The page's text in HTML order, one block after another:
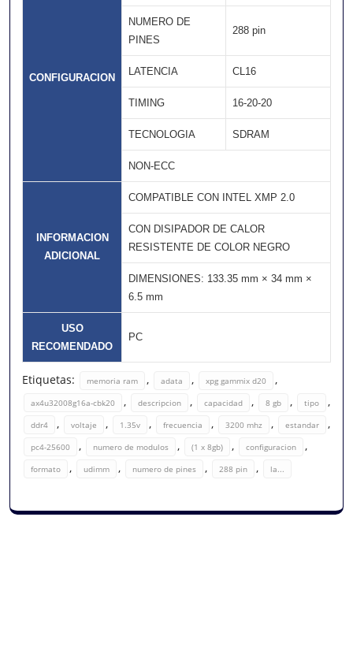
CONFIGURACION
NUMERO DE
PINES
288 pin
LATENCIA CL16
TIMING 16-20-20
TECNOLOGIA SDRAM
NON-ECC
INFORMACION
ADICIONAL
COMPATIBLE CON INTEL XMP 2.0
CON DISIPADOR DE CALOR
RESISTENTE DE COLOR NEGRO
DIMENSIONES: 133.35 mm × 34 mm ×
6.5 mm
USO
RECOMENDADO
PC
Etiquetas: memoria ram , adata , xpg gammix d20 ,
ax4u32008g16a-cbk20 , descripcion , capacidad , 8 gb , tipo ,
ddr4 , voltaje , 1.35v , frecuencia , 3200 mhz , estandar ,
pc4-25600 , numero de modulos , (1 x 8gb) , configuracion ,
formato , udimm , numero de pines , 288 pin , la...